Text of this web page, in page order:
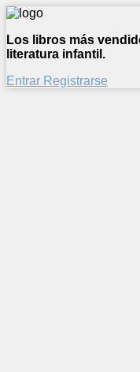
Los libros más
literatura infantil.
Entrar Registrarse